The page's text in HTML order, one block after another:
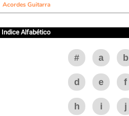
Acordes Guitarra
Indice Alfabético
# a b
d e f
h i j